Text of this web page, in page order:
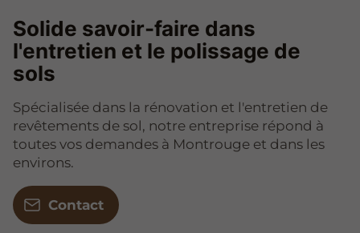
Solide savoir-faire dans
l'entretien et le polissage de
sols
Spécialisée dans la rénovation et l'entretien de
revêtements de sol, notre entreprise répond à
toutes vos demandes à Montrouge et dans les
environs.
Contact